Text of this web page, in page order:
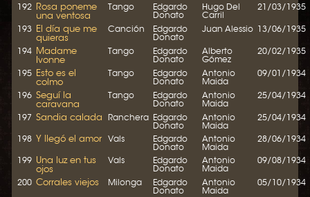
192 Rosa poneme
una ventosa
Tango
Edgardo
Donato
Hugo Del
Carril
21/03/1935
193 El día que me
quieras
Canción
Edgardo
Donato
Juan Alessio 13/06/1935
194 Madame
Ivonne
Tango
Edgardo
Donato
Alberto
Gómez
20/02/1935
195 Esto es el
colmo
Tango
Edgardo
Donato
Antonio
Maida
09/01/1934
196 Seguí la
caravana
Tango
Edgardo
Donato
Antonio
Maida
25/04/1934
197 Sandia calada Ranchera Edgardo
Donato
Antonio
Maida
25/04/1934
198 Y llegó el amor Vals
Edgardo
Donato
Antonio
Maida
28/06/1934
199 Una luz en tus
ojos
Vals
Edgardo
Donato
Antonio
Maida
09/08/1934
200 Corrales viejos Milonga
Edgardo
Donato
Antonio
Maida
05/10/1934